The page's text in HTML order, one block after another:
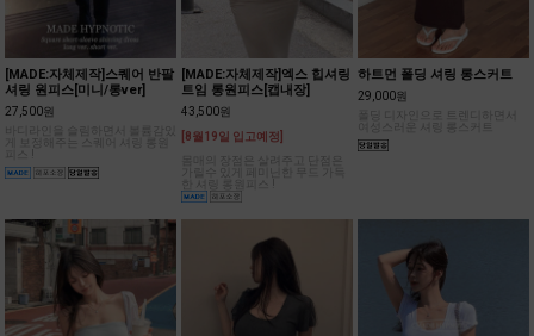
[MADE:자체제작]스퀘어 반팔
셔링 원피스[미니/롱ver]
27,500원
피스 !
[MADE:자체제작]엑스 힙셔링
트임 롱원피스[캡내장]
43,500원
[8월19일 입고예정]
한 셔링 롱원피스 !
하트먼 폴딩 셔링 롱스커트
29,000원
폴딩 디자인으로 트렌디하면서